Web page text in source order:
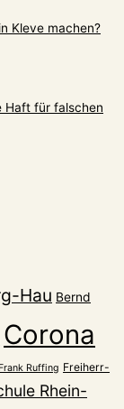
Kleve machen?
Haft für falschen
Hau Bernd
Corona
Frank Ruffing Freiherr-
Rhein-